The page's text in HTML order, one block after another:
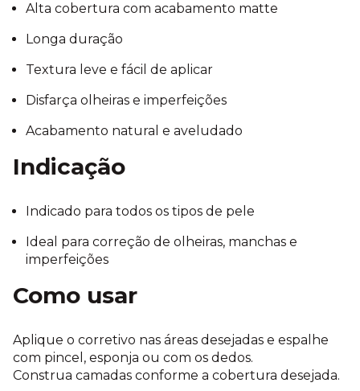
Alta cobertura com acabamento matte
Longa duração
Textura leve e fácil de aplicar
Disfarça olheiras e imperfeições
Acabamento natural e aveludado
Indicação
Indicado para todos os tipos de pele
Ideal para correção de olheiras, manchas e
imperfeições
Como usar
Aplique o corretivo nas áreas desejadas e espalhe
com pincel, esponja ou com os dedos.
Construa camadas conforme a cobertura desejada.